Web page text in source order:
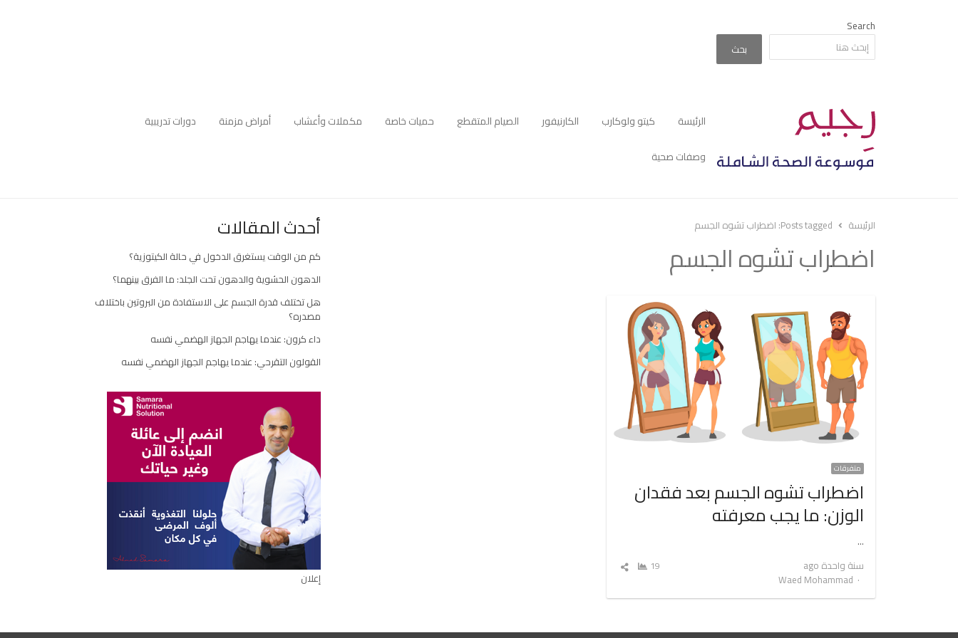
Search
بحث
الرئيسة كيتو ولوكارب الكارنيفور الصيام المتقطع حميات خاصة مكملات وأعشاب أمراض مزمنة
دورات تدريبية
وصفات صحية
الرئيسة Posts tagged: اضطراب تشوه الجسم
اضطراب تشوه الجسم
متفرقات
اضطراب تشوه الجسم بعد فقدان
الوزن: ما يجب معرفته
…
سنة واحدة ago
Author
Waed Mohammad
19
شارك
أحدث المقالات
كم من الوقت يستغرق الدخول في حالة الكيتوزية؟
الدهون الحشوية والدهون تحت الجلد: ما الفرق بينهما؟
هل تختلف قدرة الجسم على الاستفادة من البروتين باختلاف
مصدره؟
داء كرون: عندما يهاجم الجهاز الهضمي نفسه
القولون التقرحي: عندما يهاجم الجهاز الهضمي نفسه
إعلان